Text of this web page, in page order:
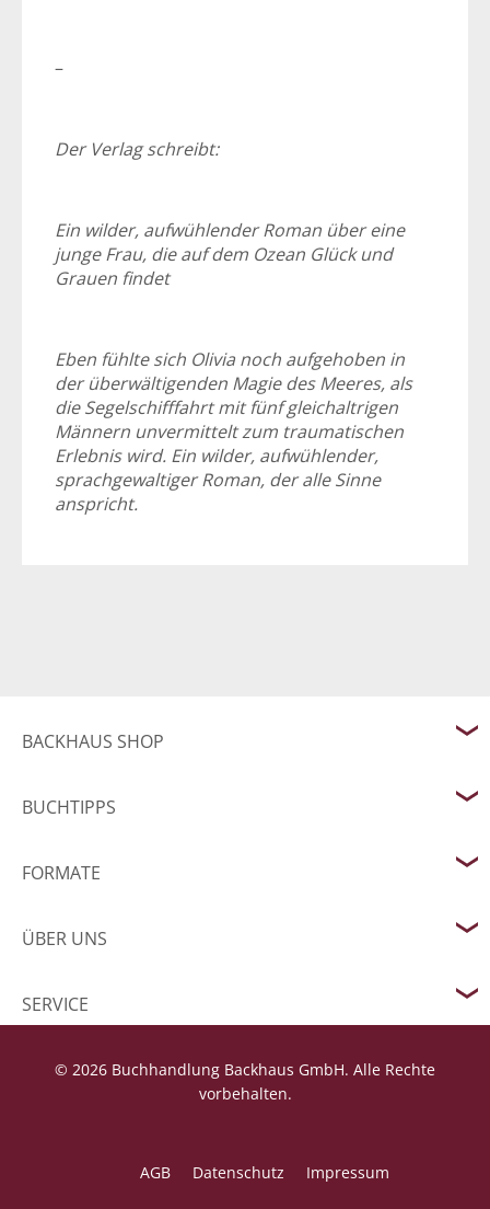
–
Der Verlag schreibt:
Ein wilder, aufwühlender Roman über eine
junge Frau, die auf dem Ozean Glück und
Grauen findet
Eben fühlte sich Olivia noch aufgehoben in
der überwältigenden Magie des Meeres, als
die Segelschifffahrt mit fünf gleichaltrigen
Männern unvermittelt zum traumatischen
Erlebnis wird. Ein wilder, aufwühlender,
sprachgewaltiger Roman, der alle Sinne
anspricht.
BACKHAUS SHOP
BUCHTIPPS
FORMATE
ÜBER UNS
SERVICE
© 2026 Buchhandlung Backhaus GmbH. Alle Rechte
vorbehalten.
AGB Datenschutz Impressum